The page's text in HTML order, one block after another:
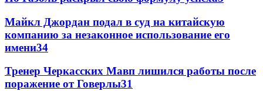
Майкл Джордан подал в суд на китайскую
компанию за незаконное использование его
имени34
Тренер Черкасских Мавп лишился работы после
поражение от Говерлы31